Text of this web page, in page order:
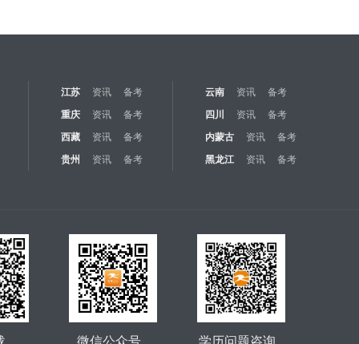
江苏 资讯 备考 云南 资讯
备考
重庆
资讯 备考 四川 资讯
备考
西藏
资讯 备考 内蒙古 资讯
备考
贵州
资讯 备考 黑龙江 资讯 备考
学历问题咨询
微信公众号